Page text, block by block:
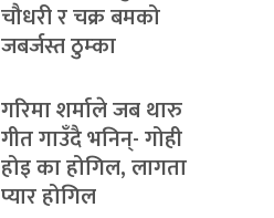
चौधरी र चक्र बमको
जबर्जस्त ठुम्का
गरिमा शर्माले जब थारु
गीत गाउँदै भनिन्- गोही
होइ का होगिल, लागता
प्यार होगिल